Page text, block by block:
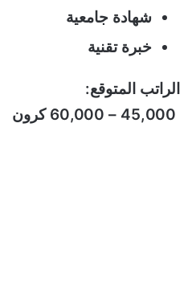
شهادة جامعية
خبرة تقنية
الراتب المتوقع: